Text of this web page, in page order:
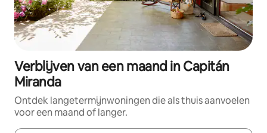
Verblijven van een maand in Capitán
Miranda
Ontdek langetermijnwoningen die als thuis aanvoelen
voor een maand of langer.